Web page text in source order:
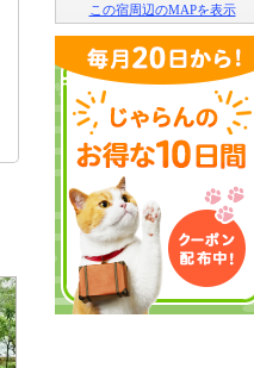
この宿周辺のMAPを表示